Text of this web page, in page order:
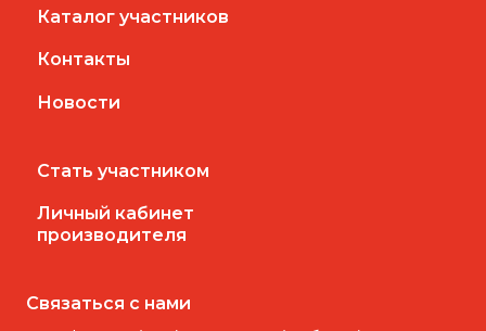
Каталог участников
Контакты
Новости
Стать участником
Личный кабинет
производителя
Связаться с нами